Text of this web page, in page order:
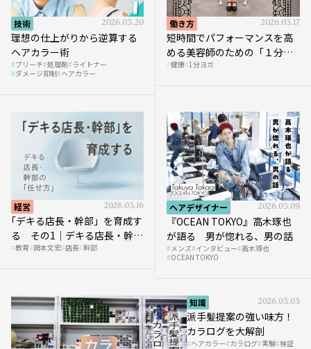
技術 2026.03.20
理想の仕上がりから逆算する
ヘアカラー術
ブリーチ 処理剤 ライトナー
ダメージ抑制 ヘアカラー
働き方 2026.03.17
短時間でパフォーマンスを高
める美容師のための「１分ヨ
ガ」講座｜実践編
健康 1分ヨガ
経営 2026.03.16
｢デキる店長・幹部」を育成す
る その1｜デキる店長・幹部
の「任せ方」
教育 岡本文宏 店長 幹部
ヘアデザイナー 2026.03.09
『OCEAN TOKYO』高木琢也
が語る 男が惚れる、男の話
メンズ インタビュー 高木琢也
OCEAN TOKYO
知識 2026.03.03
派手髪提案の強い味方！
カラログを大解剖
ヘアカラー カラログ 実験 検証